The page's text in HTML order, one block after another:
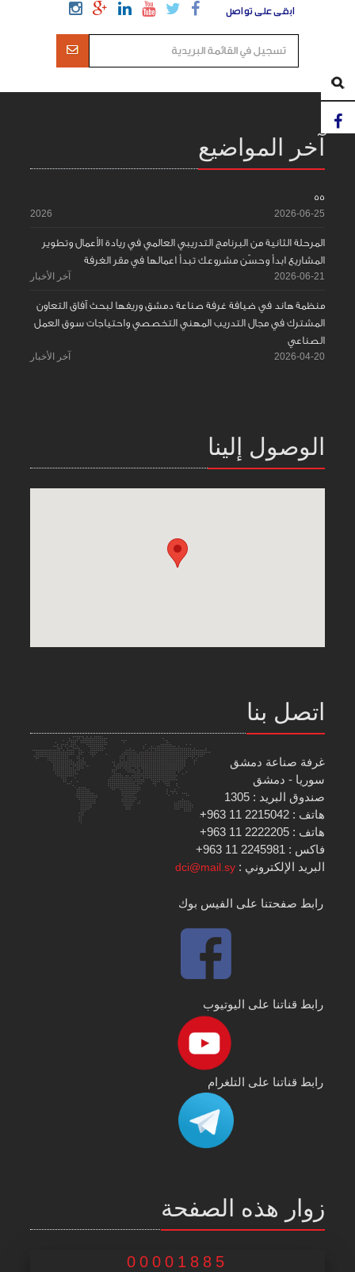
ابقى على تواصل
آخر المواضيع
55
2026-06-25
2026
المرحلة الثانية من البرنامج التدريبي العالمي في ريادة الأعمال وتطوير
المشاريع ابدأ وحسّن مشروعك تبدأ اعمالها في مقر الغرفة
2026-06-21 آخر الأخبار
منظمة هاند في ضيافة غرفة صناعة دمشق وريفها لبحث آفاق التعاون
المشترك في مجال التدريب المهني التخصصي واحتياجات سوق العمل
الصناعي
2026-04-20 آخر الأخبار
الوصول إلينا
اتصل بنا
غرفة صناعة دمشق
سوريا - دمشق
صندوق البريد : 1305
هاتف : 2215042 11 963+
هاتف : 2222205 11 963+
فاكس : 2245981 11 963+
البريد الإلكتروني :dci@mail.sy
رابط صفحتنا على الفيس بوك
رابط قناتنا على اليوتيوب
رابط قناتنا على التلغرام
زوار هذه الصفحة
00001885